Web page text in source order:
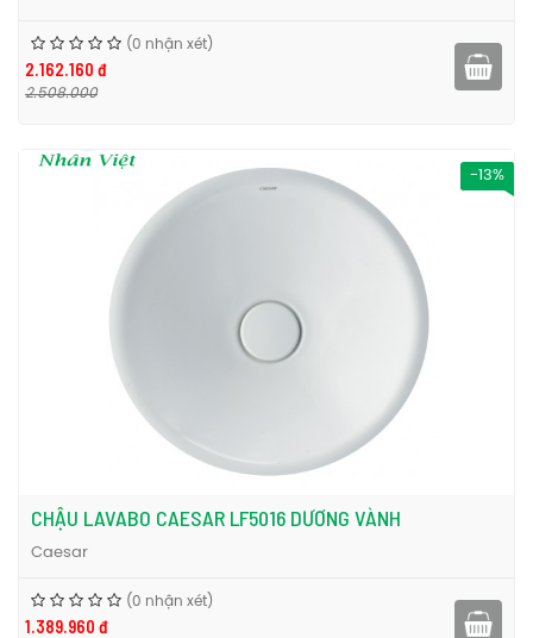
(0 nhận xét)
2.162.160 đ
2.508.000
-13%
CHẬU LAVABO CAESAR LF5016 DƯƠNG VÀNH
Caesar
(0 nhận xét)
1.389.960 đ